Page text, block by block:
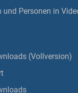
und Personen in
(Vollversion)